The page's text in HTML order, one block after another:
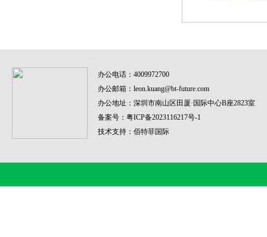
办公电话： 4009972700
办公邮箱： leon.kuang@bt-future.com
办公地址： 深圳市南山区田厦·国际中心B座2823室
备案号： 粤ICP备2023116217号-1
技术支持： 佰特菲国际